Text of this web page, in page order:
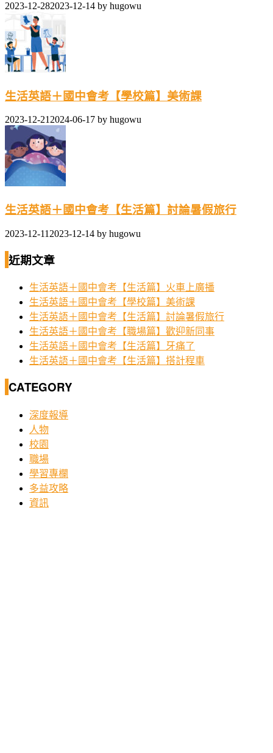
2023-12-282023-12-14 by hugowu
生活英語＋國中會考【學校篇】美術課
2023-12-212024-06-17 by hugowu
生活英語＋國中會考【生活篇】討論暑假旅行
2023-12-11 2023-12-14 by hugowu
近期文章
生活英語＋國中會考【生活篇】火車上廣播
生活英語＋國中會考【學校篇】美術課
生活英語＋國中會考【生活篇】討論暑假旅行
生活英語＋國中會考【職場篇】歡迎新同事
生活英語＋國中會考【生活篇】牙痛了
生活英語＋國中會考【生活篇】搭計程車
CATEGORY
深度報導
人物
校園
職場
學習專欄
多益攻略
資訊